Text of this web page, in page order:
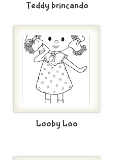
Teddy brincando
Looby Loo